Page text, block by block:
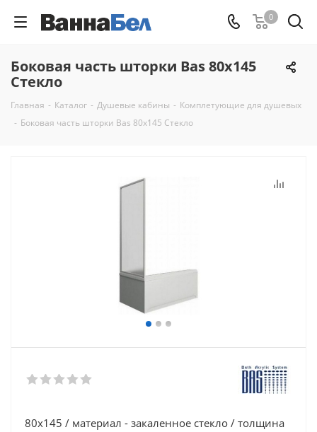
0
Боковая часть шторки Bas 80x145
Стекло
Главная - Каталог - Душевые кабины - Комплетующие для душевых
- Боковая часть шторки Bas 80x145 Стекло
80х145 / материал - закаленное стекло / толщина